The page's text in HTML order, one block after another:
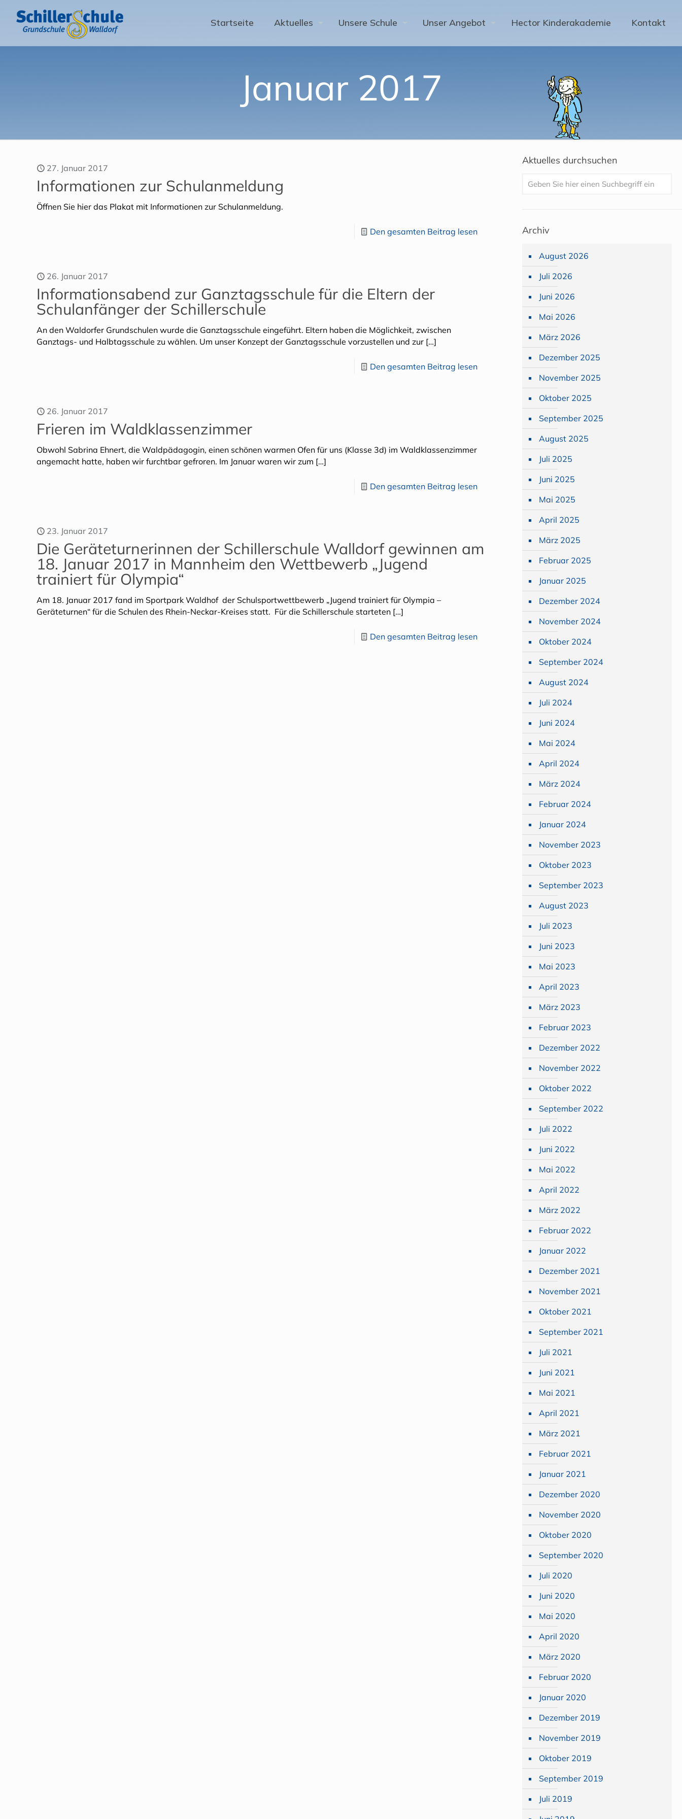
Startseite Aktuelles Unsere Schule Unser Angebot Hector Kinderakademie Kontakt
Januar 2017
27. Januar 2017
Informationen zur Schulanmeldung
Öffnen Sie hier das Plakat mit Informationen zur Schulanmeldung.
Den gesamten Beitrag lesen
26. Januar 2017
Informationsabend zur Ganztagsschule für die Eltern der
Schulanfänger der Schillerschule
An den Waldorfer Grundschulen wurde die Ganztagsschule eingeführt. Eltern haben die Möglichkeit, zwischen
Ganztags- und Halbtagsschule zu wählen. Um unser Konzept der Ganztagsschule vorzustellen und zur […]
Den gesamten Beitrag lesen
26. Januar 2017
Frieren im Waldklassenzimmer
Obwohl Sabrina Ehnert, die Waldpädagogin, einen schönen warmen Ofen für uns (Klasse 3d) im Waldklassenzimmer
angemacht hatte, haben wir furchtbar gefroren. Im Januar waren wir zum […]
Den gesamten Beitrag lesen
23. Januar 2017
Die Geräteturnerinnen der Schillerschule Walldorf gewinnen am
18. Januar 2017 in Mannheim den Wettbewerb „Jugend
trainiert für Olympia“
Am 18. Januar 2017 fand im Sportpark Waldhof der Schulsportwettbewerb „Jugend trainiert für Olympia –
Geräteturnen“ für die Schulen des Rhein-Neckar-Kreises statt. Für die Schillerschule starteten […]
Den gesamten Beitrag lesen
Aktuelles durchsuchen
Archiv
August 2026
Juli 2026
Juni 2026
Mai 2026
März 2026
Dezember 2025
November 2025
Oktober 2025
September 2025
August 2025
Juli 2025
Juni 2025
Mai 2025
April 2025
März 2025
Februar 2025
Januar 2025
Dezember 2024
November 2024
Oktober 2024
September 2024
August 2024
Juli 2024
Juni 2024
Mai 2024
April 2024
März 2024
Februar 2024
Januar 2024
November 2023
Oktober 2023
September 2023
August 2023
Juli 2023
Juni 2023
Mai 2023
April 2023
März 2023
Februar 2023
Dezember 2022
November 2022
Oktober 2022
September 2022
Juli 2022
Juni 2022
Mai 2022
April 2022
März 2022
Februar 2022
Januar 2022
Dezember 2021
November 2021
Oktober 2021
September 2021
Juli 2021
Juni 2021
Mai 2021
April 2021
März 2021
Februar 2021
Januar 2021
Dezember 2020
November 2020
Oktober 2020
September 2020
Juli 2020
Juni 2020
Mai 2020
April 2020
März 2020
Februar 2020
Januar 2020
Dezember 2019
November 2019
Oktober 2019
September 2019
Juli 2019